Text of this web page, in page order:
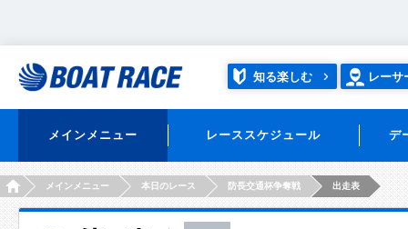
知る楽しむ レーサ
メインメニュー レーススケジュール デ
HOMEメインメニュー 本日のレース 防長交通杯争奪戦 出走表